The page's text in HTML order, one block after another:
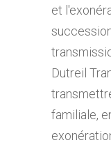
et
Dutreil
familiale,